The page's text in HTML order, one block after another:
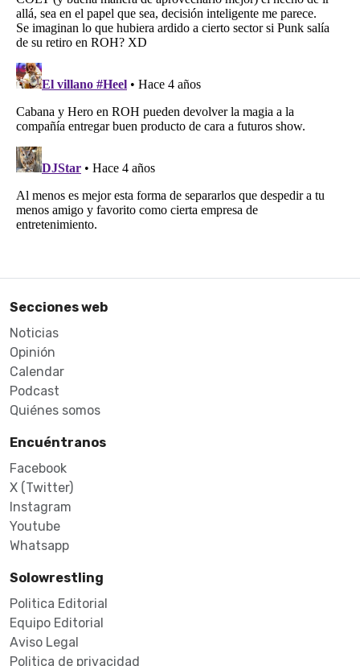
Secciones web
Noticias
Opinión
Calendar
Podcast
Quiénes somos
Encuéntranos
Facebook
X (Twitter)
Instagram
Youtube
Whatsapp
Solowrestling
Politica Editorial
Equipo Editorial
Aviso Legal
Politica de privacidad